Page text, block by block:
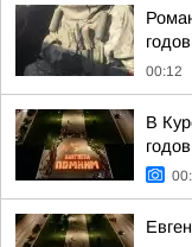
00:12
В